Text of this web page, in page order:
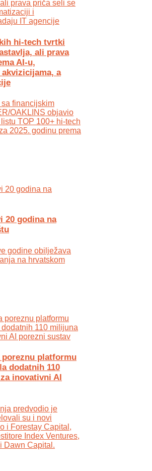
hi-tech tvrtki
ali prava
AI-u,
a
financijskim
OAKLINS objavio
TOP 100+ hi-tech
2025. godinu prema
20 godina na
godine obilježava
na hrvatskom
poreznu platformu
dodatnih 110
inovativni AI
predvodio je
su i novi
i Forestay Capital,
Index Ventures,
Dawn Capital.